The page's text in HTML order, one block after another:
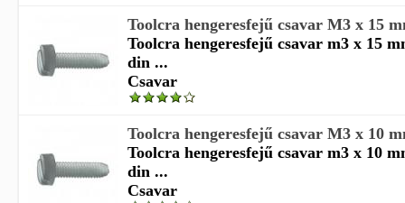
Toolcra hengeresfejű csavar M3 x 15
Toolcra hengeresfejű csavar m3 x 15
din ...
Csavar
Toolcra hengeresfejű csavar M3 x 10
Toolcra hengeresfejű csavar m3 x 10
din ...
Csavar